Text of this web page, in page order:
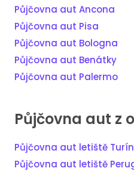
Půjčovna aut Ancona
Půjčovna aut Pisa
Půjčovna aut Bologna
Půjčovna aut Benátky
Půjčovna aut Palermo
Půjčovna aut z
Půjčovna aut letiště Turín
Půjčovna aut letiště